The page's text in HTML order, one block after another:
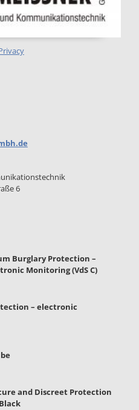
6
Burglary Protection –
Monitoring (VdS C)
– electronic
and Discreet Protection